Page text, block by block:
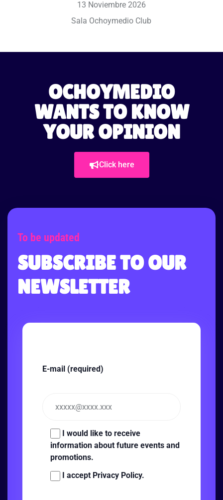
13 Noviembre 2026
Sala Ochoymedio Club
OCHOYMEDIO
WANTS TO KNOW
YOUR OPINION
Click here
To be updated
SUBSCRIBE TO OUR
NEWSLETTER
E-mail (required)
I would like to receive
information about future events and
promotions.
I accept Privacy Policy.